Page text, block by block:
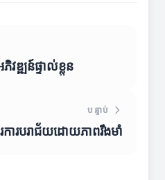
វឌ្ឍន៍ផ្ទាល់ខ្លួន
បន្ទាប់
រការបរាជ័យដោយភាពរឹងមាំ